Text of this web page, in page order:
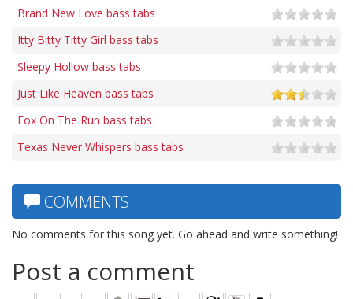
Brand New Love bass tabs
Itty Bitty Titty Girl bass tabs
Sleepy Hollow bass tabs
Just Like Heaven bass tabs
Fox On The Run bass tabs
Texas Never Whispers bass tabs
COMMENTS
No comments for this song yet. Go ahead and write something!
Post a comment